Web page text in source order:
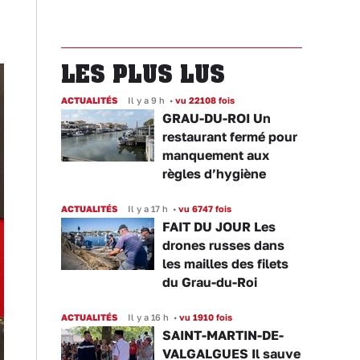
LES PLUS LUS
ACTUALITÉS Il y a 9 h • vu 22108 fois
GRAU-DU-ROI Un
restaurant fermé pour
manquement aux
règles d’hygiène
ACTUALITÉS Il y a 17 h • vu 6747 fois
FAIT DU JOUR Les
drones russes dans
les mailles des filets
du Grau-du-Roi
ACTUALITÉS Il y a 16 h • vu 1910 fois
SAINT-MARTIN-DE-
VALGALGUES Il sauve